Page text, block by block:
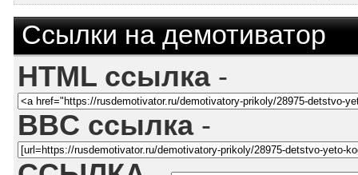
Ссылки на демотиватор
HTML ссылка-
BBC ссылка-